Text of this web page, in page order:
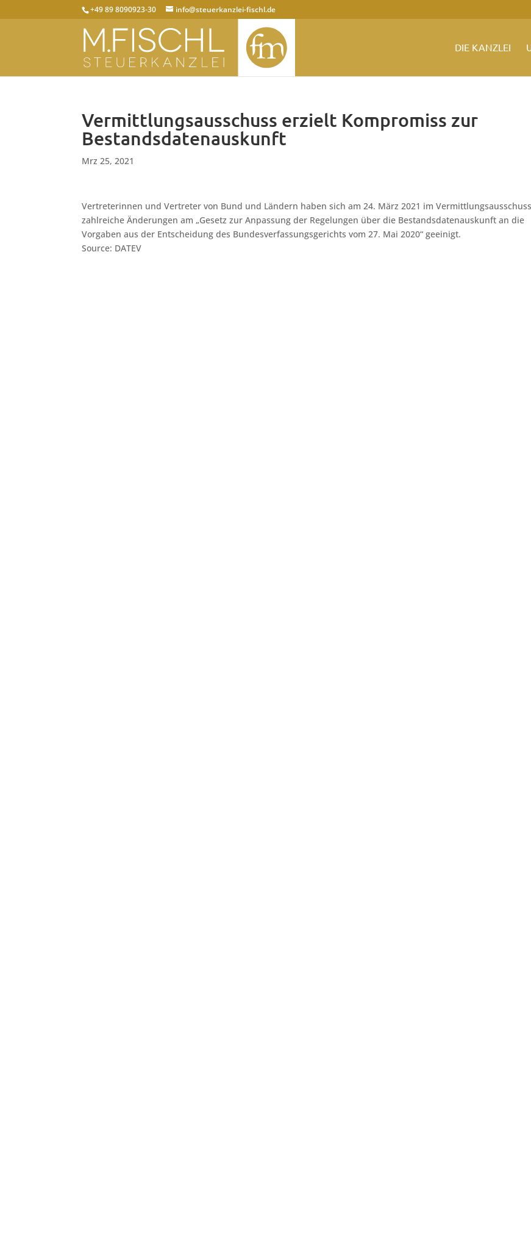
+49 89 8090923-30 info@steuerkanzlei-fischl.de
DIE KANZLEI
Vermittlungsausschuss erzielt Kompromiss zur
Bestandsdatenauskunft
Mrz 25, 2021
Vertreterinnen und Vertreter von Bund und Ländern haben sich am 24. März 2021 im
zahlreiche Änderungen am „Gesetz zur Anpassung der Regelungen über die Bestandsdatenauskunft an die
Vorgaben aus der Entscheidung des Bundesverfassungsgerichts vom 27. Mai 2020“ geeinigt.
Source: DATEV